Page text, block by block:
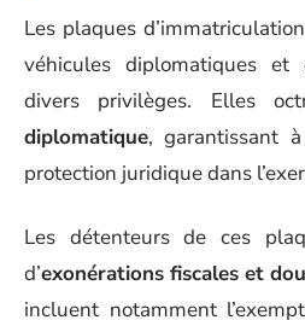
Les plaques
véhicules diplomatiques et
divers privilèges. Elles
diplomatique, garantissant
protection juridique dans
Les détenteurs de ces
d’exonérations fiscales et
incluent notamment